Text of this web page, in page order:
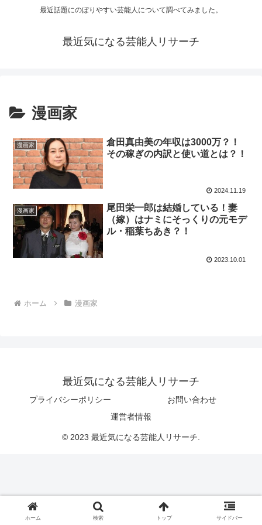
最近話題にのぼりやすい芸能人について調べてみました。
最近気になる芸能人リサーチ
漫画家
漫画家
倉田真由美の年収は3000万？！
その稼ぎの内訳と使い道とは？！
2024.11.19
漫画家
尾田栄一郎は結婚している！妻
（嫁）はナミにそっくりの元モデ
ル・稲葉ちあき？！
2023.10.01
ホーム 漫画家
最近気になる芸能人リサーチ
プライバシーポリシー
お問い合わせ
運営者情報
© 2023 最近気になる芸能人リサーチ.
ホーム 検索 トップ サイドバー